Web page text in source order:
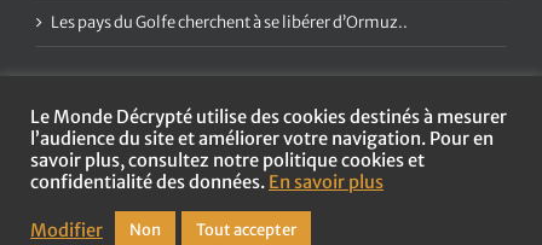
Les pays du Golfe cherchent à se libérer d’Ormuz..
Copyright2026 Le Monde Décrypté | Tous droits réservés |
légales et politique de confidentialité
Le Monde Décrypté utilise des cookies destinés à mesurer
l’audience du site et améliorer votre navigation. Pour en
savoir plus, consultez notre politique cookies et
confidentialité des données. En savoir plus
Modifier Non Tout accepter